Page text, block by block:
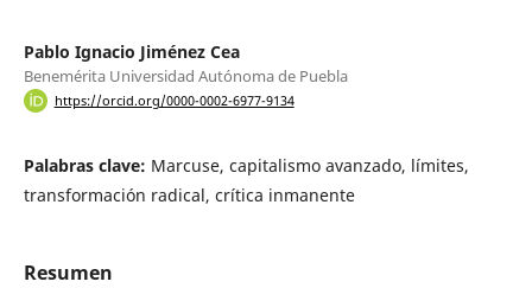
Pablo Ignacio Jiménez Cea
Benemérita Universidad Autónoma de Puebla
https://orcid.org/0000-0002-6977-9134
Palabras clave: Marcuse, capitalismo avanzado, límites,
transformación radical, crítica inmanente
Resumen